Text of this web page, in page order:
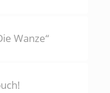
Wanze“